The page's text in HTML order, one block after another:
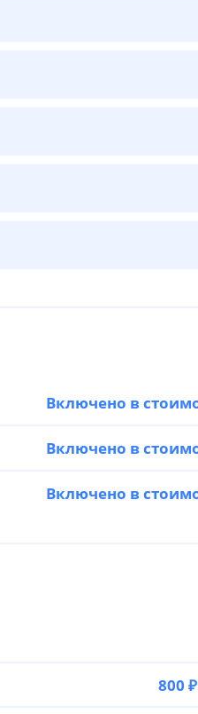
Включено в
Включено в
Включено в
800 ₽